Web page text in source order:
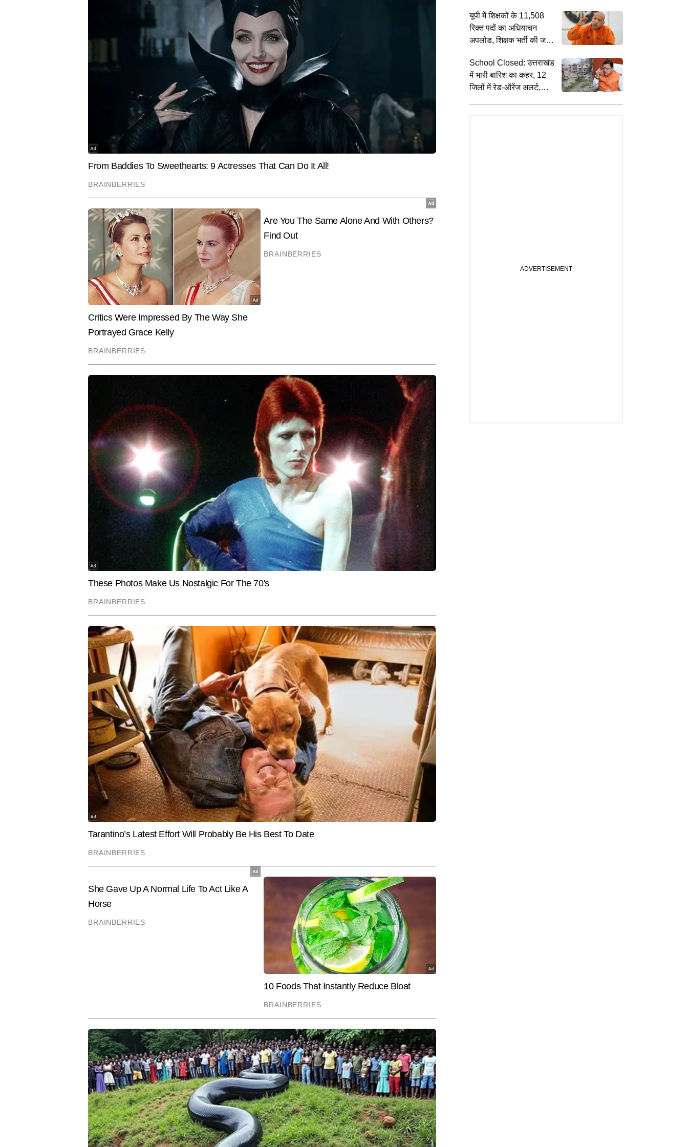
neet ug 2026 re exam
ENTERTAINMENT
Exclusive: '44 साल का हो गया है
लेकिन...'- हर्षद की कुर्बानी पर बरसे Varun
Yadav, राम कपूर पर भी निकाली भड़ास
CITIES
दिल्ली में बारिश से मौसम सुहाना, पर
जलभराव से थमी राजधानी की रफ्तार;
नोएडा-गुरुग्राम में भी रेंग रहे वाहन
मंदिर जहां भगवान को भी बांधी जाती है राखी,
सदियों पुरानी परंपरा आज भी है जीवंत
से ज्यादा का ब्याज, चेक करें टॉप 10 बैंकों
के लेटेस्ट रेट्स
EDUCATION
दिव्यकीर्ति सर ने बताया सही निर्णय लेने का
तरीका
नीलाक्ष सिंह AUTHOR
नीलाक्ष सिंह 2021 से टाइम्स नाउ नवभारत डिजिटल से जुड़े हैं और एजुकेशन सेक्शन के लिए कंटेंट लिखते हैं। लखनऊ
विश्वविद्यालय से मास कम्युनिकेशन की पढ़ाई के दौरान ही उन्होंने प्रिंट मीडिया में इंटर्नशिप की, जहां फील्ड रिपोर्टिंग, स्टूडेंट-इश्यू
बेस्ड ग्राउंड स्टोरीज और सटीक न्यूजराइटिंग की बुनियादी समझ हासिल की। प्रिंट के बाद डिजिटल मीडिया में भी वह एजुकेशन
वह एग्जाम अपडेट्स, एडमिशन प्रोसेस, करियर गाइडेंस, स्टूडेंट वेलफेयर, बोर्ड रिजल्ट्स और नीतिगत बदलावों पर गहन और बेहद
उपयोगी कंटेंट तैयार करते हैं।
Hindi NewsEducation
End of Article
यूपी में शिक्षकों के 11,508
रिक्त पदों का अधियाचन
अपलोड, शिक्षक भर्ती की जल्द
School Closed: उत्तराखंड
में भारी बारिश का कहर, 12
जिलों में रेड-ऑरेंज अलर्ट,